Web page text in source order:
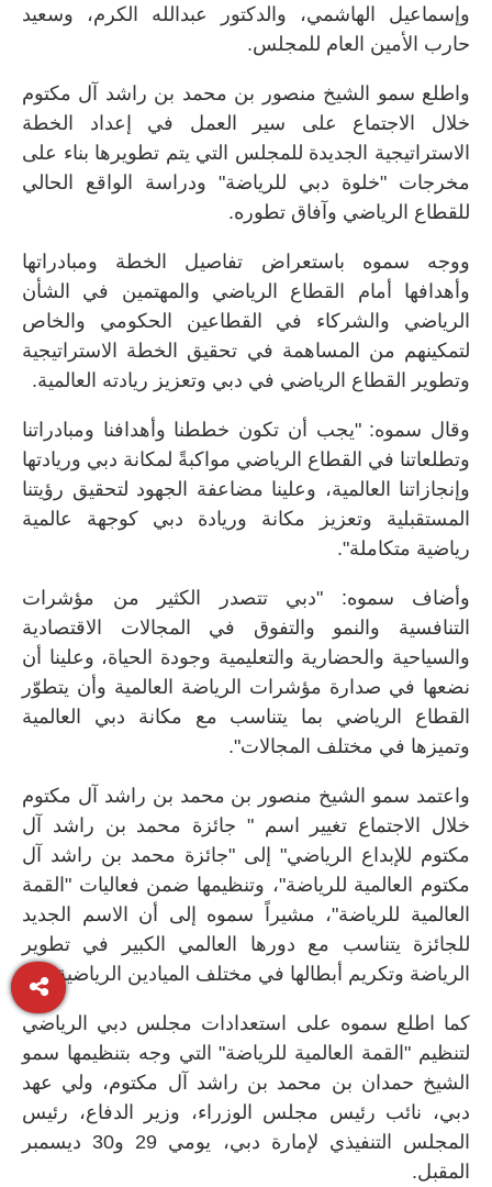
وإسماعيل الهاشمي، والدكتور عبدالله الكرم، وسعيد
حارب الأمين العام للمجلس.
واطلع سمو الشيخ منصور بن محمد بن راشد آل مكتوم
خلال الاجتماع على سير العمل في إعداد الخطة
الاستراتيجية الجديدة للمجلس التي يتم تطويرها بناء على
مخرجات "خلوة دبي للرياضة" ودراسة الواقع الحالي
للقطاع الرياضي وآفاق تطوره.
ووجه سموه باستعراض تفاصيل الخطة ومبادراتها
وأهدافها أمام القطاع الرياضي والمهتمين في الشأن
الرياضي والشركاء في القطاعين الحكومي والخاص
لتمكينهم من المساهمة في تحقيق الخطة الاستراتيجية
وتطوير القطاع الرياضي في دبي وتعزيز ريادته العالمية.
وقال سموه: "يجب أن تكون خططنا وأهدافنا ومبادراتنا
وتطلعاتنا في القطاع الرياضي مواكبةً لمكانة دبي وريادتها
وإنجازاتنا العالمية، وعلينا مضاعفة الجهود لتحقيق رؤيتنا
المستقبلية وتعزيز مكانة وريادة دبي كوجهة عالمية
رياضية متكاملة".
وأضاف سموه: "دبي تتصدر الكثير من مؤشرات
التنافسية والنمو والتفوق في المجالات الاقتصادية
والسياحية والحضارية والتعليمية وجودة الحياة، وعلينا أن
نضعها في صدارة مؤشرات الرياضة العالمية وأن يتطوّر
القطاع الرياضي بما يتناسب مع مكانة دبي العالمية
وتميزها في مختلف المجالات".
واعتمد سمو الشيخ منصور بن محمد بن راشد آل مكتوم
خلال الاجتماع تغيير اسم " جائزة محمد بن راشد آل
مكتوم للإبداع الرياضي" إلى "جائزة محمد بن راشد آل
مكتوم العالمية للرياضة"، وتنظيمها ضمن فعاليات "القمة
العالمية للرياضة"، مشيراً سموه إلى أن الاسم الجديد
للجائزة يتناسب مع دورها العالمي الكبير في تطوير
الرياضة وتكريم أبطالها في مختلف الميادين الرياضية.
كما اطلع سموه على استعدادات مجلس دبي الرياضي
لتنظيم "القمة العالمية للرياضة" التي وجه بتنظيمها سمو
الشيخ حمدان بن محمد بن راشد آل مكتوم، ولي عهد
دبي، نائب رئيس مجلس الوزراء، وزير الدفاع، رئيس
المجلس التنفيذي لإمارة دبي، يومي 29 و30 ديسمبر
المقبل.